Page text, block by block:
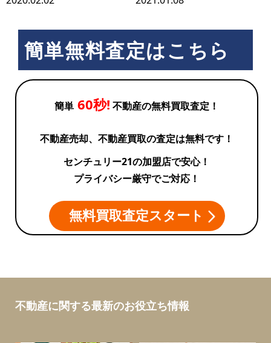
簡単無料査定はこちら
簡単 60秒! 不動産の無料買取査定！
不動産売却、不動産買取の査定は無料です！
センチュリー21の加盟店で安心！
プライバシー厳守でご対応！
無料買取査定スタート
不動産に関する最新のお役立ち情報